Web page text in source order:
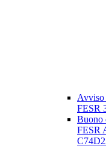
Avviso
FESR
Buono
FESR